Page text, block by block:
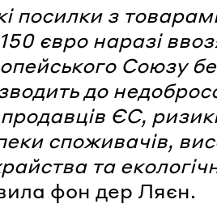
посилки з
євро наразі
Союзу
до
ЄС,
споживачів,
та
фон дер Ляєн.